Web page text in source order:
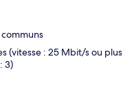
(vitesse : 25 Mbit/s ou plus
3)